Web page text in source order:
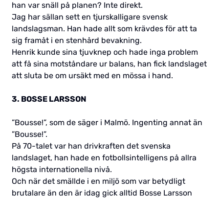
han var snäll på planen? Inte direkt.
Jag har sällan sett en tjurskalligare svensk
landslagsman. Han hade allt som krävdes för att ta
sig framåt i en stenhård bevakning.
Henrik kunde sina tjuvknep och hade inga problem
att få sina motståndare ur balans, han fick landslaget
att sluta be om ursäkt med en mössa i hand.
3. BOSSE LARSSON
”Bousse!”, som de säger i Malmö. Ingenting annat än
”Bousse!”.
På 70-talet var han drivkraften det svenska
landslaget, han hade en fotbollsintelligens på allra
högsta internationella nivå.
Och när det smällde i en miljö som var betydligt
brutalare än den är idag gick alltid Bosse Larsson